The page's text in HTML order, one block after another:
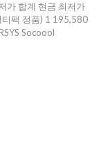
가 합계 현금 최저가
팩 정품) 1 195,580
Socoool